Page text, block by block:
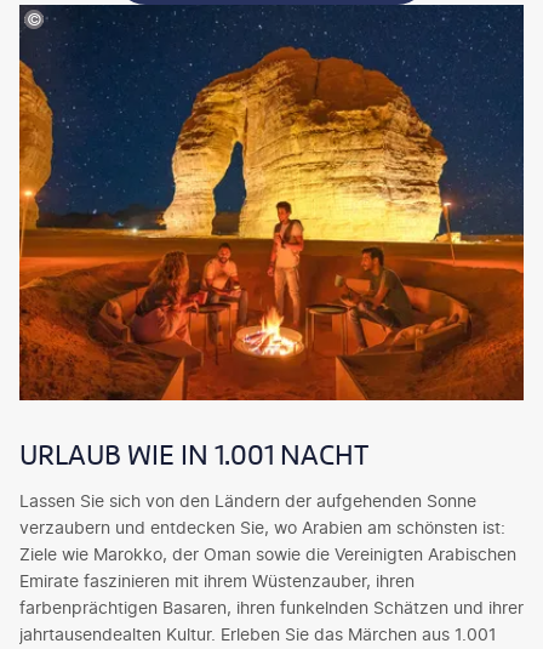
©Visit Saudi
URLAUB WIE IN 1.001 NACHT
Lassen Sie sich von den Ländern der aufgehenden Sonne
verzaubern und entdecken Sie, wo Arabien am schönsten ist:
Ziele wie Marokko, der Oman sowie die Vereinigten Arabischen
Emirate faszinieren mit ihrem Wüstenzauber, ihren
farbenprächtigen Basaren, ihren funkelnden Schätzen und ihrer
jahrtausendealten Kultur. Erleben Sie das Märchen aus 1.001